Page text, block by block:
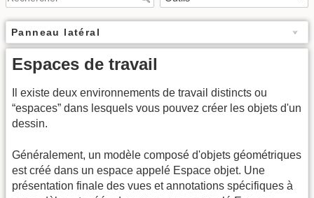
Panneau latéral
Espaces de travail
Il existe deux environnements de travail distincts ou
“espaces” dans lesquels vous pouvez créer les objets d'un
dessin.
Généralement, un modèle composé d'objets géométriques
est créé dans un espace appelé Espace objet. Une
présentation finale des vues et annotations spécifiques à